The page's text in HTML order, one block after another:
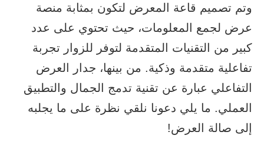
وتم تصميم قاعة المعرض لتكون بمثابة منصة
عرض لجمع المعلومات، حيث تحتوي على عدد
كبير من التقنيات المتقدمة لتوفر للزوار تجربة
تفاعلية متقدمة وذكية. من بينها، جدار العرض
التفاعلي عبارة عن تقنية تدمج الجمال والتطبيق
العملي. ما يلي دعونا نلقي نظرة على ما يجلبه
إلى صالة العرض!